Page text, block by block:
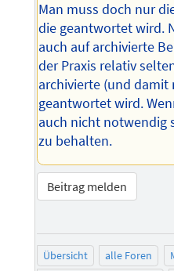
Man muss doch nur
die geantwortet wird.
auch auf archivierte
der Praxis relativ
archivierte (und damit
geantwortet wird.
auch nicht notwendig
zu behalten.
Beitrag melden
Übersicht alle Foren